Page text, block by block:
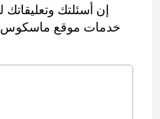
إن أسئلتك
خدمات موقع ماسكوس.